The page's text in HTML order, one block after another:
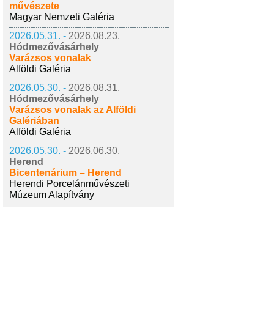
művészete
Magyar Nemzeti Galéria
2026.05.31. - 2026.08.23.
Hódmezővásárhely
Varázsos vonalak
Alföldi Galéria
2026.05.30. - 2026.08.31.
Hódmezővásárhely
Varázsos vonalak az Alföldi
Galériában
Alföldi Galéria
2026.05.30. - 2026.06.30.
Herend
Bicentenárium – Herend
Herendi Porcelánművészeti
Múzeum Alapítvány